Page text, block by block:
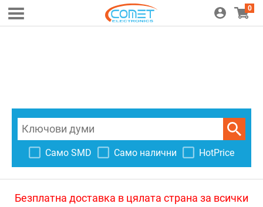
0
Само SMD Само налични HotPrice
Безплатна доставка в цялата страна за всички